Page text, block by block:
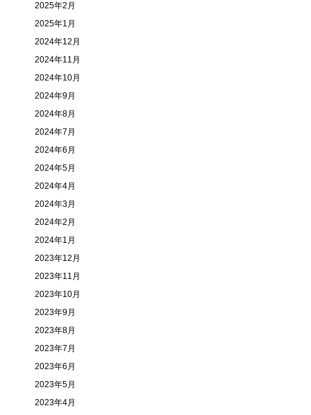
2025年2月
2025年1月
2024年12月
2024年11月
2024年10月
2024年9月
2024年8月
2024年7月
2024年6月
2024年5月
2024年4月
2024年3月
2024年2月
2024年1月
2023年12月
2023年11月
2023年10月
2023年9月
2023年8月
2023年7月
2023年6月
2023年5月
2023年4月